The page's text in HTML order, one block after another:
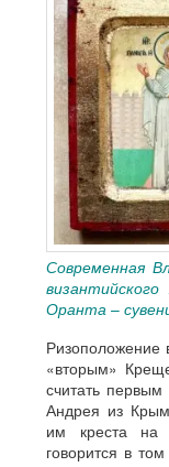
Современная
Оранта –
Ризоположение
«вторым»
считать
Андрея из
им креста на
говорится в